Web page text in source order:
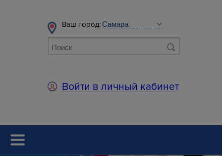
Ваш город:
Войти в личный кабинет